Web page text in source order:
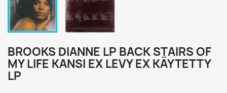
BROOKS DIANNE LP BACK STAIRS OF
MY LIFE KANSI EX LEVY EX KÄYTETTY
LP